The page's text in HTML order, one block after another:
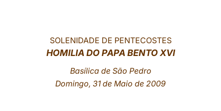
中文
SOLENIDADE DE PENTECOSTES
HOMILIA DO PAPA BENTO XVI
Basílica de São Pedro
Domingo, 31 de Maio de 2009